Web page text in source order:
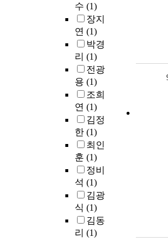
수 (1)
장지
연 (1)
박경
리 (1)
전광
용 (1)
조희
연 (1)
김정
한 (1)
최인
훈 (1)
정비
석 (1)
김광
식 (1)
김동
리 (1)